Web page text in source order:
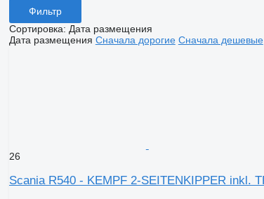
Фильтр
Сортировка: Дата размещения
Дата размещения Сначала дорогие Сначала дешевые
26
Scania R540 - KEMPF 2-SEITENKIPPER inkl.